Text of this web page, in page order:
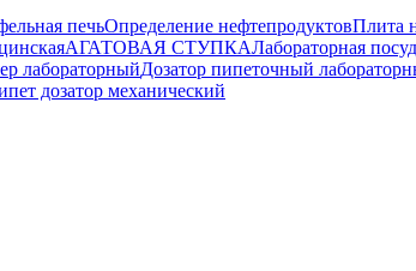
печьОпределение нефтепродуктовПлита
АГАТОВАЯ СТУПКАЛабораторная
лабораторныйДозатор пипеточный
дозатор механический